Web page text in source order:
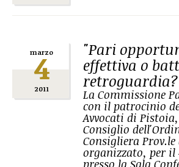
marzo
4
2011
"Pari
effettiva o
La Commissione
con il patrocinio
Avvocati di
Consiglio
Consigliera
organizzato, per il
presso la Sala